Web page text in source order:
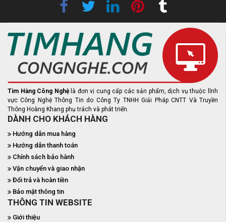
Tìm Hàng Công Nghệ là đơn vị cung cấp các sản phẩm, dịch vụ thuộc lĩnh
vực Công Nghệ Thông Tin do Công Ty TNHH Giải Pháp CNTT Và Truyền
Thông Hoàng Khang phụ trách và phát triển.
DÀNH CHO KHÁCH HÀNG
Hướng dẫn mua hàng
Hướng dẫn thanh toán
Chính sách bảo hành
Vận chuyển và giao nhận
Đổi trả và hoàn tiền
Bảo mật thông tin
THÔNG TIN WEBSITE
Giới thiệu